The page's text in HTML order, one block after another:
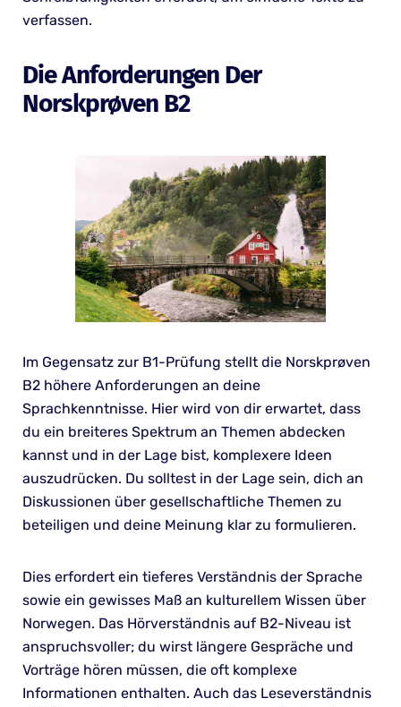
verfassen.
Die Anforderungen Der
Norskprøven B2
Im Gegensatz zur B1-Prüfung stellt die Norskprøven
B2 höhere Anforderungen an deine
Sprachkenntnisse. Hier wird von dir erwartet, dass
du ein breiteres Spektrum an Themen abdecken
kannst und in der Lage bist, komplexere Ideen
auszudrücken. Du solltest in der Lage sein, dich an
Diskussionen über gesellschaftliche Themen zu
beteiligen und deine Meinung klar zu formulieren.
Dies erfordert ein tieferes Verständnis der Sprache
sowie ein gewisses Maß an kulturellem Wissen über
Norwegen. Das Hörverständnis auf B2-Niveau ist
anspruchsvoller; du wirst längere Gespräche und
Vorträge hören müssen, die oft komplexe
Informationen enthalten. Auch das Leseverständnis